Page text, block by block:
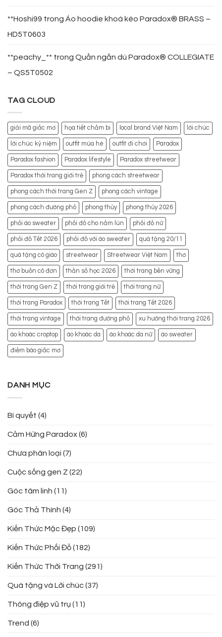
**Hoshi99 trong Áo hoodie khoá kéo Paradox® BRASS –
HD5T0603
**peachy_** trong Quần ngắn dù Paradox® COLLEGIATE
– QS5T0502
TAG CLOUD
giải mã giấc mơ họa tiết chấm bi local brand Việt Nam lời chúc
lời chúc kỷ niệm outfit mùa hè outfit đi chơi Paradox
Paradox fashion Paradox lifestyle Paradox streetwear
Paradox thời trang giới trẻ phong cách streetwear
phong cách thời trang Gen Z phong cách vintage
phong cách đường phố phong thủy phong thủy 2026
phối áo sweater phối đồ cho nấm lùn phối đồ nữ
phối đồ Tết 2026 phối đồ với áo sweater quà tặng 20/11
quà tặng cô giáo streetwear Streetwear Việt Nam thơ
thơ buồn cô đơn thần số học 2026 thời trang bền vững
thời trang Gen Z thời trang giới trẻ thời trang nữ
thời trang Paradox thời trang Tết thời trang Tết 2026
thời trang vintage thời trang đường phố xu hướng thời trang 2026
áo khoác croptop áo khoác da áo khoác da nữ áo sweater
điềm báo giấc mơ
DANH MỤC
Bí quyết (4)
Cảm Hứng Paradox(6)
Chưa phân loại (7)
Cuộc sống gen Z (22)
Góc tâm linh (11)
Góc Thả Thính (4)
Kiến Thức Mặc Đẹp (109)
Kiến Thức Phối Đồ(182)
Kiến Thức Thời Trang (291)
Quà tặng và Lời chúc(37)
Thông điệp vũ trụ (11)
Trend (6)